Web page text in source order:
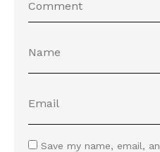
Save my name, email,